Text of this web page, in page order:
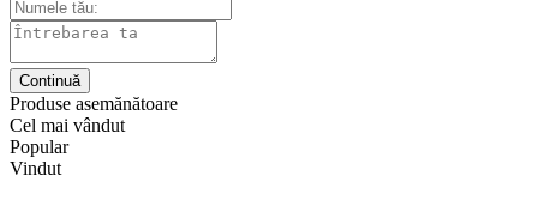
Continuă
Produse asemănătoare
Cel mai vândut
Popular
Vindut